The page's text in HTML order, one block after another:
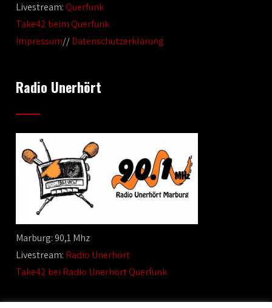
Livestream:Querfunk
Take42 beim Querfunk
Impressum//Datenschutzerklärung
Radio Unerhört
Marburg: 90,1 Mhz
Livestream: Radio Unerhört
Take42 bei Radio Unerhört Querfunk